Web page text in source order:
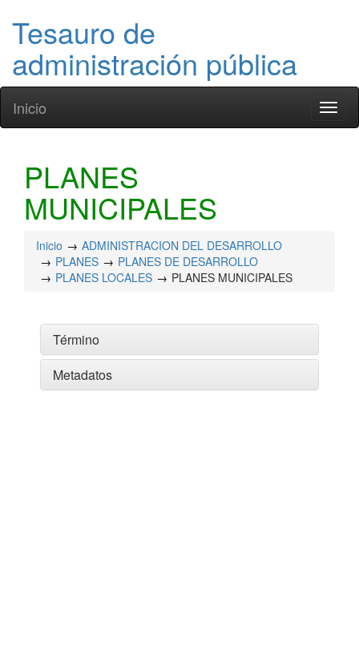
Tesauro de
administración pública
Inicio
PLANES
MUNICIPALES
Inicio
ADMINISTRACION DEL DESARROLLO
PLANES
PLANES DE DESARROLLO
PLANES LOCALES
PLANES MUNICIPALES
Término
Metadatos